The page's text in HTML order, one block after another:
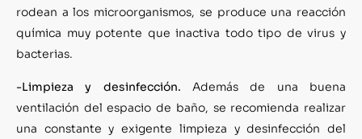
rodean a los microorganismos, se produce una reacción
química muy potente que inactiva todo tipo de virus y
bacterias.
-Limpieza y desinfección. Además de una buena
ventilación del espacio de baño, se recomienda realizar
una constante y exigente limpieza y desinfección del